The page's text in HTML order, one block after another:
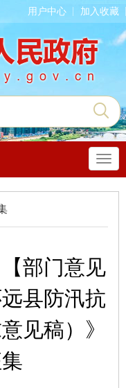
用户中心 加入收藏
导
航
【部门意见
县防汛抗
见稿）》